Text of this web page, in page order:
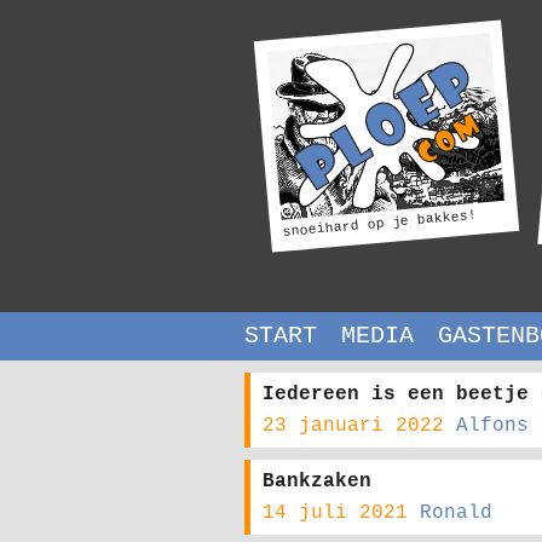
snoeihard op je bakkes!
START MEDIA
Iedereen is een beetje
23 januari 2022
Alfons
Bankzaken
14 juli 2021
Ronald